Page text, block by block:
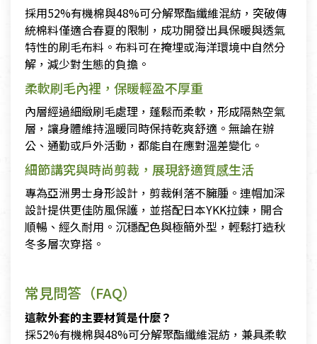
採用52%有機棉與48%可分解聚酯纖維混紡，突破傳
統棉料僅適合春夏的限制，成功開發出具保暖與透氣
特性的刷毛布料。布料可在掩埋或海洋環境中自然分
解，減少對生態的負擔。
柔軟刷毛內裡，保暖輕盈不厚重
內層經過細緻刷毛處理，蓬鬆而柔軟，形成隔熱空氣
層，讓身體維持溫暖同時保持乾爽舒適。無論在辦
公、通勤或戶外活動，都能自在應對溫差變化。
細節講究與時尚剪裁，展現舒適質感生活
專為亞洲男士身形設計，剪裁俐落不臃腫。連帽加深
設計提供更佳防風保護，並搭配日本YKK拉鍊，開合
順暢、經久耐用。沉穩配色與極簡外型，輕鬆打造秋
冬多層次穿搭。
常見問答（FAQ）
這款外套的主要材質是什麼？
採52%有機棉與48%可分解聚酯纖維混紡，兼具柔軟